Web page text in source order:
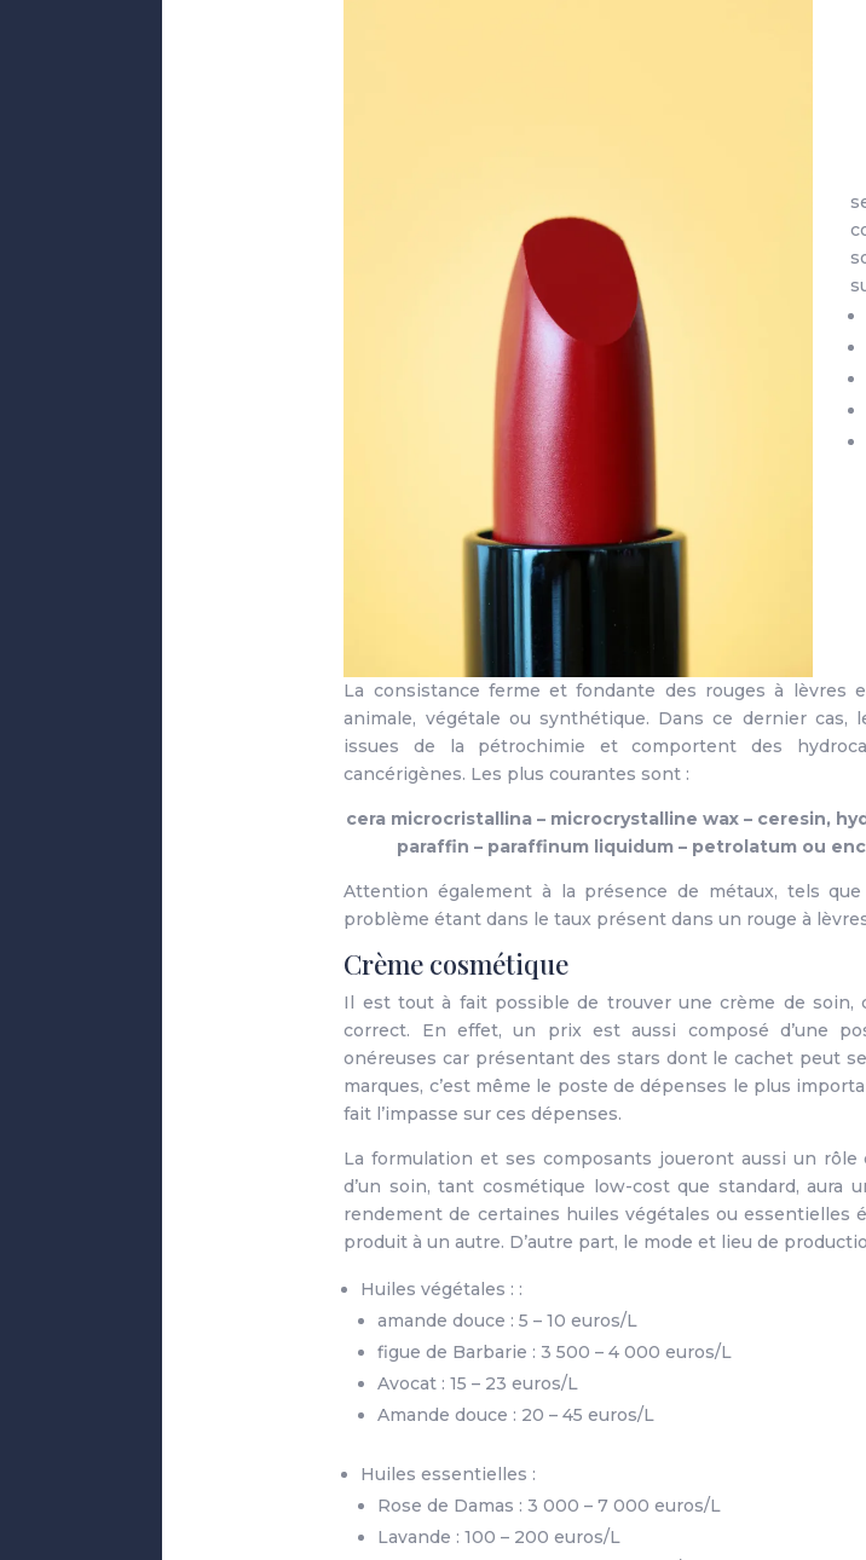
La consistance ferme et fondante des rouges à lèvres
animale, végétale ou synthétique. Dans ce dernier
issues de la pétrochimie et comportent des
cancérigènes. Les plus courantes sont :
cera microcristallina – microcrystalline wax – ceresin,
paraffin – paraffinum liquidum – petrolatum ou
Attention également à la présence de métaux, tels
problème étant dans le taux présent dans un rouge à
Crème cosmétique
Il est tout à fait possible de trouver une crème de soin,
correct. En effet, un prix est aussi composé d’une
onéreuses car présentant des stars dont le cachet peut
marques, c’est même le poste de dépenses le plus
fait l’impasse sur ces dépenses.
La formulation et ses composants joueront aussi un
d’un soin, tant cosmétique low-cost que standard, aura
rendement de certaines huiles végétales ou essentielles
produit à un autre. D’autre part, le mode et lieu de
Huiles végétales : :
amande douce : 5 – 10 euros/L
figue de Barbarie : 3 500 – 4 000 euros/L
Avocat : 15 – 23 euros/L
Amande douce : 20 – 45 euros/L
Huiles essentielles :
Rose de Damas : 3 000 – 7 000 euros/L
Lavande : 100 – 200 euros/L